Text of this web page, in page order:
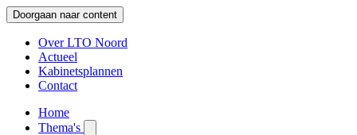
Doorgaan naar content
Over LTO Noord
Actueel
Kabinetsplannen
Contact
Home
Thema's